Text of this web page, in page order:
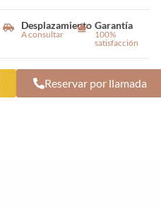
Desplazamiento
A consultar
Garantía
100%
satisfacción
Reservar por llamada